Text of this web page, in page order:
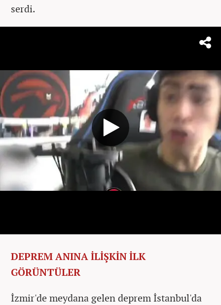
serdi.
DEPREM ANINA İLİŞKİN İLK
GÖRÜNTÜLER
İzmir'de meydana gelen deprem İstanbul'da